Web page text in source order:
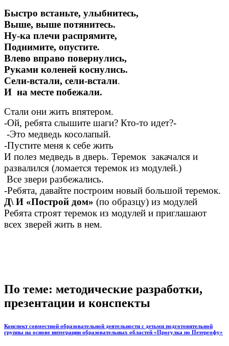
Быстро встаньте, улыбнитесь,
Выше, выше потянитесь.
Ну-ка плечи распрямите,
Поднимите, опустите.
Влево вправо повернулись,
Руками коленей коснулись.
Сели-встали, сели-встали.
И на месте побежали.
Стали они жить впятером.
-Ой, ребята слышите шаги? Кто-то идет?-
-Это медведь косолапый.
-Пустите меня к себе жить
И полез медведь в дверь. Теремок закачался и
развалился (ломается теремок из модулей.)
Все звери разбежались.
-Ребята, давайте построим новый большой теремок.
Д\ И «Построй дом» (по образцу) из модулей
Ребята строят теремок из модулей и приглашают
всех зверей жить в нем.
По теме: методические разработки,
презентации и конспекты
Конспект совместной образовательной деятельности с детьми подготовительной
группы на основе интеграции образовательных областей «Прогулка по Петергофу»